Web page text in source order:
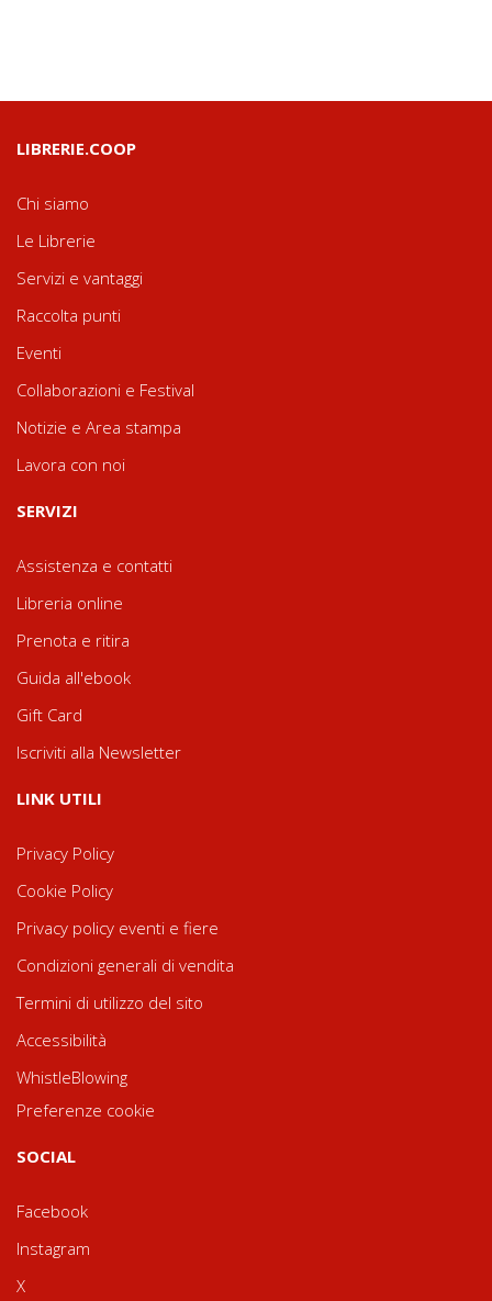
LIBRERIE.COOP
Chi siamo
Le Librerie
Servizi e vantaggi
Raccolta punti
Eventi
Collaborazioni e Festival
Notizie e Area stampa
Lavora con noi
SERVIZI
Assistenza e contatti
Libreria online
Prenota e ritira
Guida all'ebook
Gift Card
Iscriviti alla Newsletter
LINK UTILI
Privacy Policy
Cookie Policy
Privacy policy eventi e fiere
Condizioni generali di vendita
Termini di utilizzo del sito
Accessibilità
WhistleBlowing
Preferenze cookie
SOCIAL
Facebook
Instagram
X